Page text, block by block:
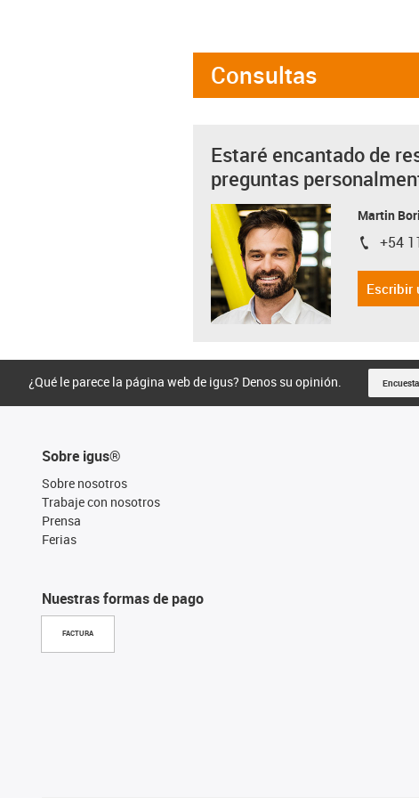
Consultas
Estaré encantado de
preguntas
Martin
igus-+54
Escribir
¿Qué le parece la página web de igus? Denos su opinión.
Sobre igus®
Sobre nosotros
Trabaje con nosotros
Prensa
Ferias
Nuestras formas de pago
FACTURA